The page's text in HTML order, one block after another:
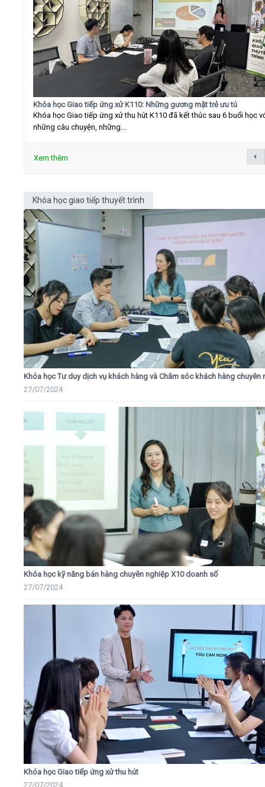
Khóa học Giao tiếp ứng xử K110: Những gương mặt trẻ ưu tú
Khóa học Giao tiếp ứng xử thu hút K110 đã kết thúc sau 6 buổi học
những câu chuyện, những...
Xem thêm
Khóa học giao tiếp thuyết trình
Khóa học Tư duy dịch vụ khách hàng và Chăm sóc khách hàng chuyên
27/07/2024
Khóa học kỹ năng bán hàng chuyên nghiệp X10 doanh số
27/07/2024
Khóa học Giao tiếp ứng xử thu hút
27/07/2024